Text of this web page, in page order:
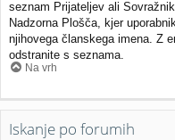
seznam Prijateljev ali
Nadzorna Plošča, kjer
njihovega članskega imena. Z
odstranite s seznama.
Na vrh
Iskanje po forumih